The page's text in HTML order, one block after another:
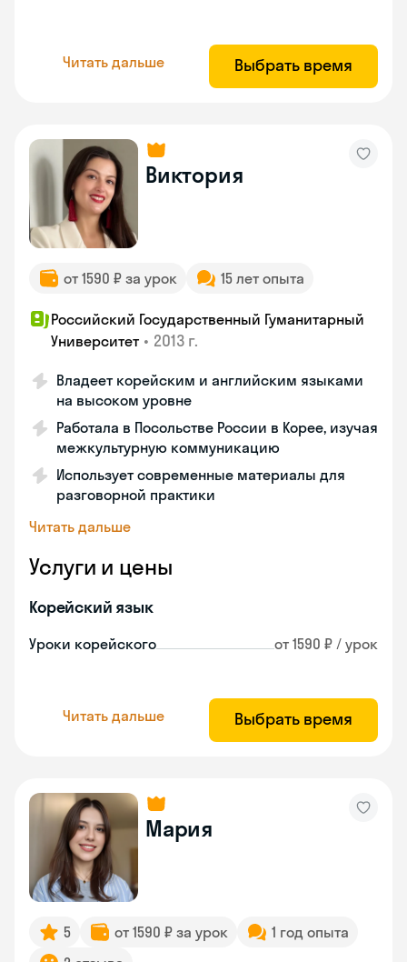
Читать дальше Выбрать время
Виктория
от 1590 ₽ за урок 15 лет опыта
Российский Государственный Гуманитарный
Университет • 2013 г.
Владеет корейским и английским языками
на высоком уровне
Работала в Посольстве России в Корее, изучая
межкультурную коммуникацию
Использует современные материалы для
разговорной практики
Читать дальше
Услуги и цены
Корейский язык
Уроки корейского от 1590 ₽ / урок
Читать дальше Выбрать время
Мария
5 от 1590 ₽ за урок
1 год опыта